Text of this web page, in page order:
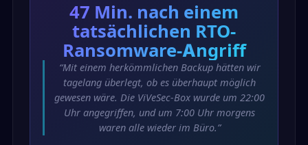
47 Min. nach einem
tatsächlichen RTO-
Ransomware-Angriff
“Mit einem herkömmlichen Backup hätten wir
tagelang überlegt, ob es überhaupt möglich
gewesen wäre. Die ViVeSec-Box wurde um 22:00
Uhr angegriffen, und um 7:00 Uhr morgens
waren alle wieder im Büro.”